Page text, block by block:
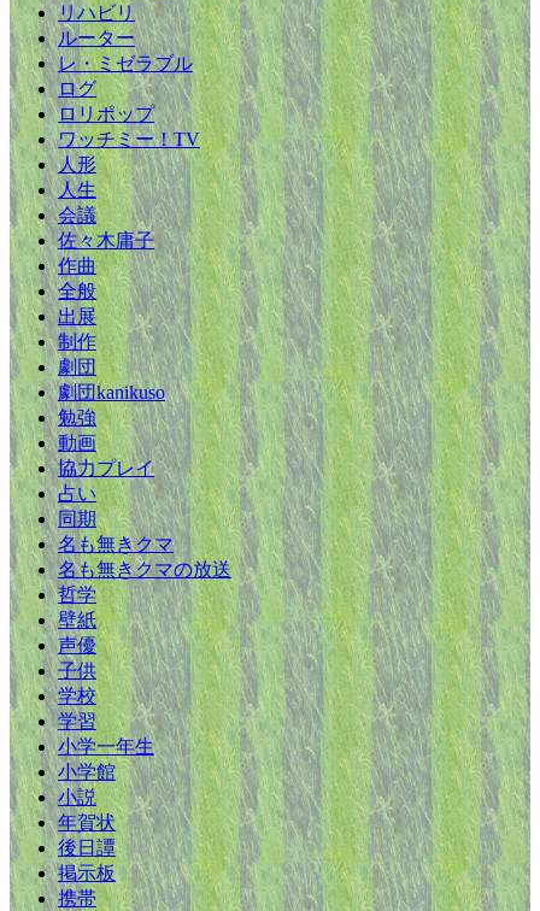
リハビリ
ルーター
レ・ミゼラブル
ログ
ロリポップ
ワッチミー！TV
人形
人生
会議
佐々木庸子
作曲
全般
出展
制作
劇団
劇団kanikuso
勉強
動画
協力プレイ
占い
同期
名も無きクマ
名も無きクマの放送
哲学
壁紙
声優
子供
学校
学習
小学一年生
小学館
小説
年賀状
後日譚
掲示板
携帯